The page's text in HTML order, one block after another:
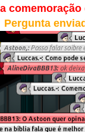
Pergunta